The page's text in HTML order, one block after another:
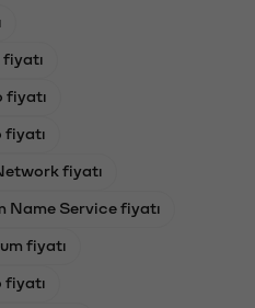
fiyatı
fiyatı
fiyatı
Name Service fiyatı
fiyatı
fiyatı